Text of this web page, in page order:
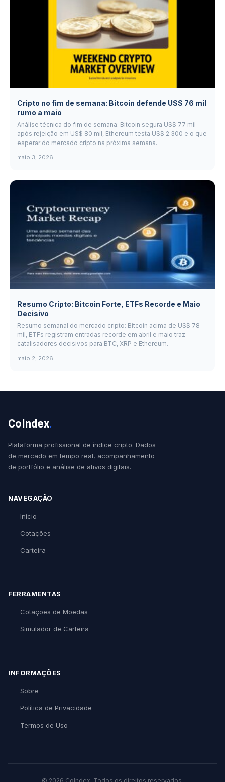
Cripto no fim de semana: Bitcoin defende US$ 76 mil
rumo a maio
Análise técnica do fim de semana: Bitcoin segura US$ 77 mil
após rejeição em US$ 80 mil, Ethereum testa US$ 2.300 e o que
esperar do mercado cripto na próxima semana.
maio 3, 2026
Resumo Cripto: Bitcoin Forte, ETFs Recorde e Maio
Decisivo
Resumo semanal do mercado cripto: Bitcoin acima de US$ 78
mil, ETFs registram entradas recorde em abril e maio traz
catalisadores decisivos para BTC, XRP e Ethereum.
maio 2, 2026
CoIndex.
Plataforma profissional de índice cripto. Dados
de mercado em tempo real, acompanhamento
de portfólio e análise de ativos digitais.
NAVEGAÇÃO
Início
Cotações
Carteira
FERRAMENTAS
Cotações de Moedas
Simulador de Carteira
INFORMAÇÕES
Sobre
Política de Privacidade
Termos de Uso